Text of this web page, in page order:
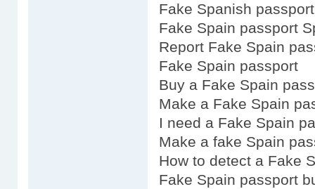
Fake Spanish
Fake Spain passport
Report Fake Spain
Fake Spain passport
Buy a Fake Spain
Make a Fake Spain
I need a Fake Spain
Make a fake Spain
How to detect a Fake
Fake Spain passport